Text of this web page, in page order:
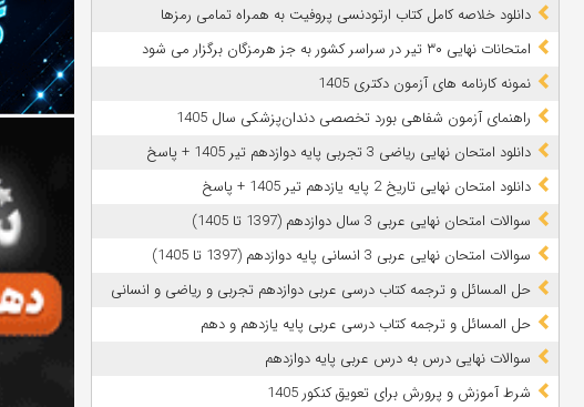
دانلود خلاصه کامل کتاب ارتودنسی پروفیت به همراه تمامی رمزها
امتحانات نهایی ۳۰ تیر در سراسر کشور به جز هرمزگان برگزار می شود
نمونه کارنامه های آزمون دکتری 1405
راهنمای آزمون شفاهی بورد تخصصی دندان‌پزشکی سال 1405
دانلود امتحان نهایی ریاضی 3 تجربی پایه دوازدهم تیر 1405 + پاسخ
دانلود امتحان نهایی تاریخ 2 پایه یازدهم تیر 1405 + پاسخ
سوالات امتحان نهایی عربی 3 سال دوازدهم (1397 تا 1405)
سوالات امتحان نهایی عربی 3 انسانی پایه دوازدهم (1397 تا 1405)
حل المسائل و ترجمه کتاب درسی عربی دوازدهم تجربی و ریاضی و انسانی
حل المسائل و ترجمه کتاب درسی عربی پایه یازدهم و دهم
سوالات نهایی درس به درس عربی پایه دوازدهم
شرط آموزش و پرورش برای تعویق کنکور 1405